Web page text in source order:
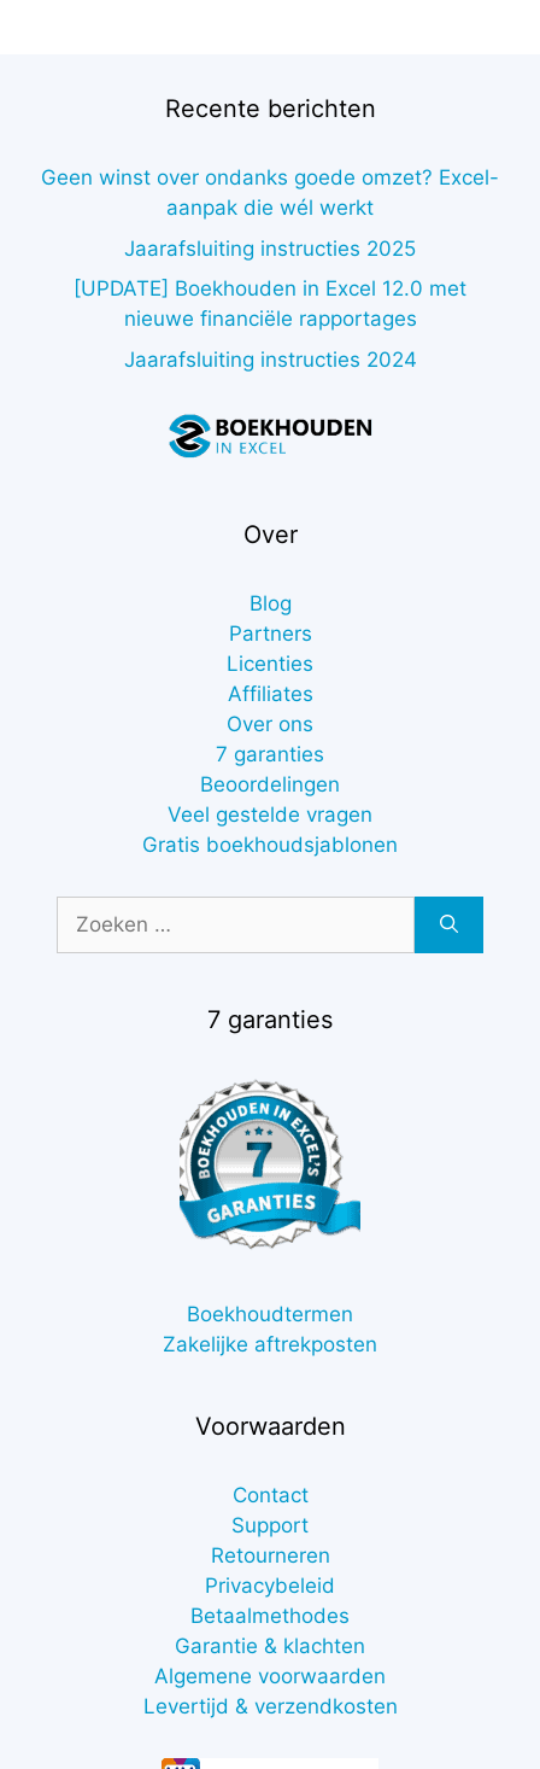
Recente berichten
Geen winst over ondanks goede omzet? Excel-
aanpak die wél werkt
Jaarafsluiting instructies 2025
[UPDATE] Boekhouden in Excel 12.0 met
nieuwe financiële rapportages
Jaarafsluiting instructies 2024
Over
Blog
Partners
Licenties
Affiliates
Over ons
7 garanties
Beoordelingen
Veel gestelde vragen
Gratis boekhoudsjablonen
naar:
7 garanties
Boekhoudtermen
Zakelijke aftrekposten
Voorwaarden
Contact
Support
Retourneren
Privacybeleid
Betaalmethodes
Garantie & klachten
Algemene voorwaarden
Levertijd & verzendkosten